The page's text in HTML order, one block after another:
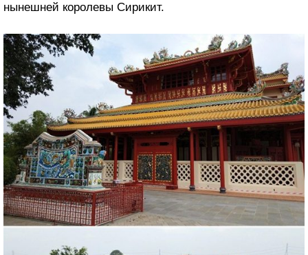
нынешней королевы Сирикит.